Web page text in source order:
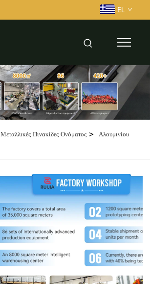
EL
Μεταλλικές Πινακίδες Ονόματος > Αλουμινίου